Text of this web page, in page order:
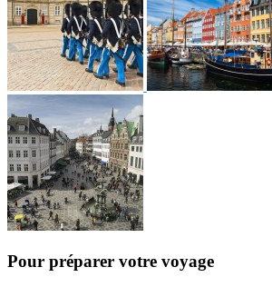
Pour préparer votre voyage